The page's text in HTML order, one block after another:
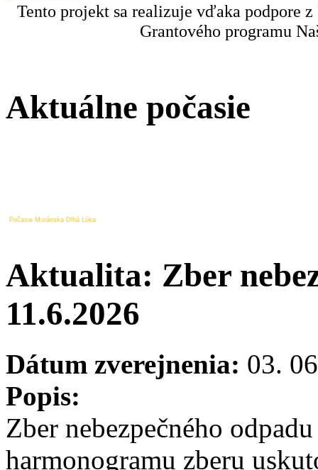
Tento projekt sa realizuje vďaka podpore
Grantového programu
Aktuálne počasie
Počasie Muránska Dlhá Lúka
Aktualita: Zber
11.6.2026
Dátum zverejnenia: 03.
Popis:
Zber nebezpečného
harmonogramu zberu